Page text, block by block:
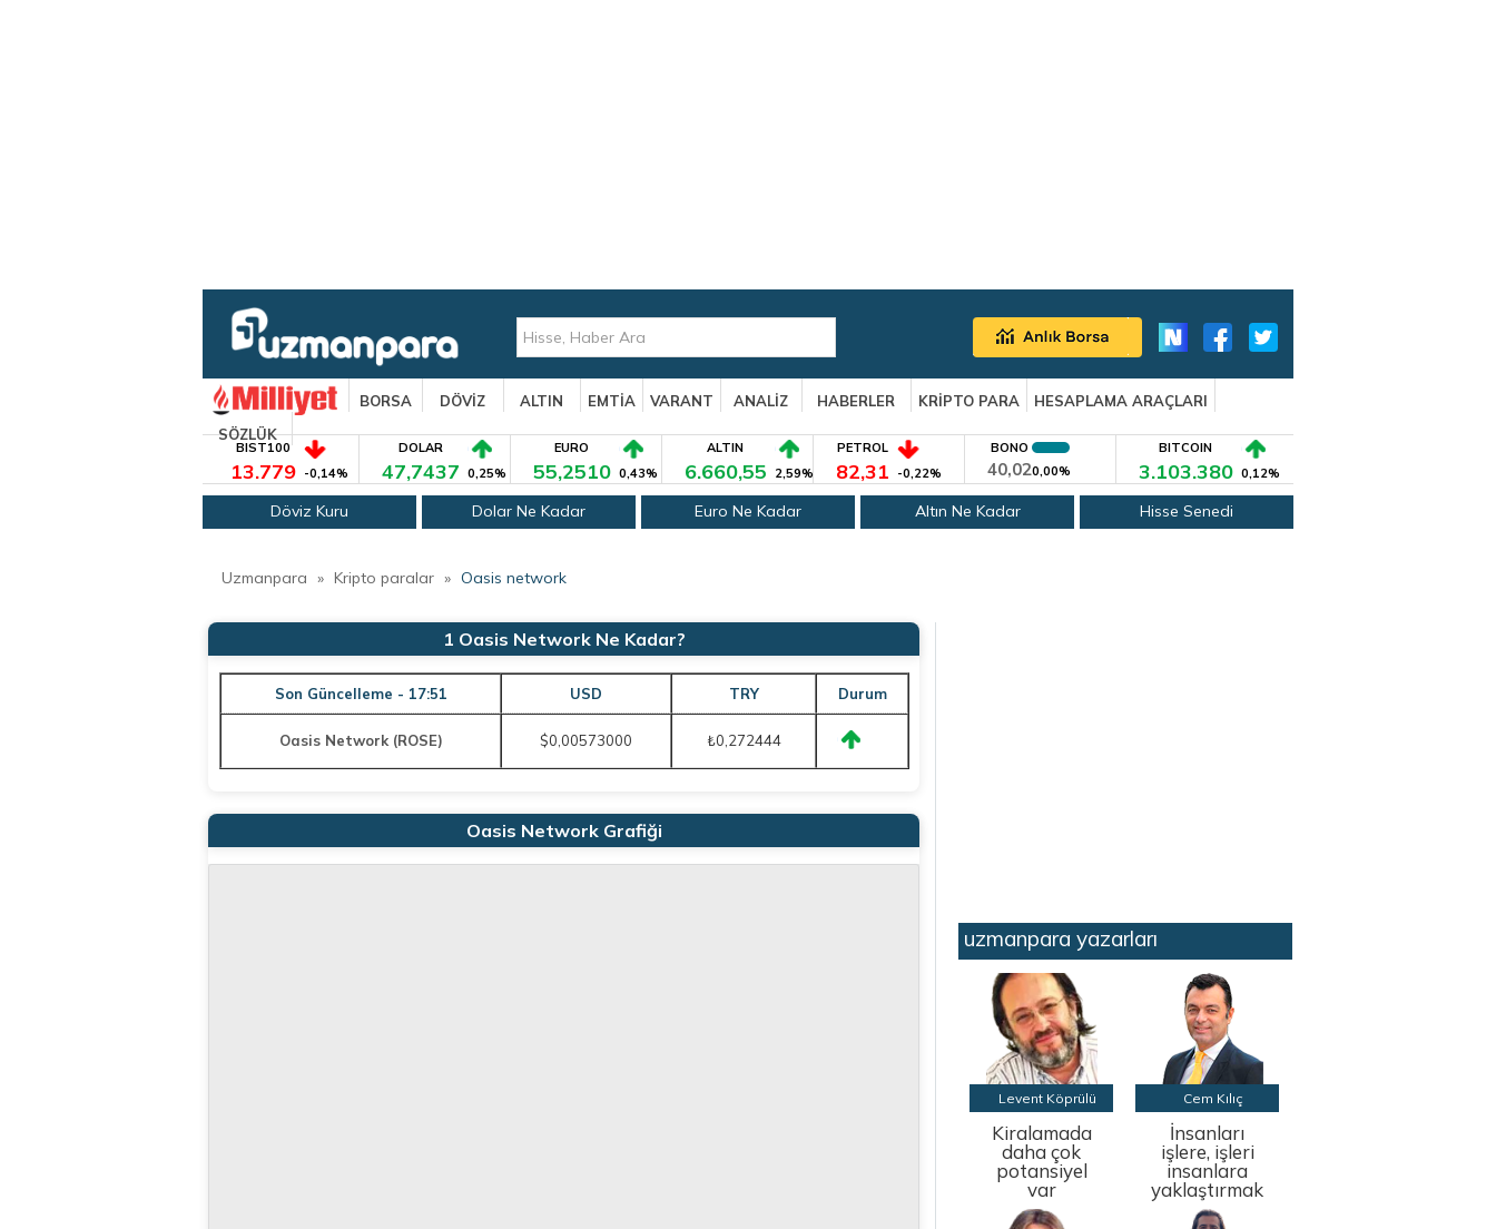
BORSA DÖVİZ ALTIN EMTİA VARANT ANALİZ HABERLER KRİPTO PARA
HESAPLAMA ARAÇLARI
SÖZLÜK
BIST100
13.779 -0,14%
DOLAR
47,7437 0,25%
EURO
55,2510 0,43%
ALTIN
6.660,55 2,59%
PETROL
82,31 -0,22%
BONO
40,020,00%
BITCOIN
3.103.380 0,12%
Döviz Kuru Dolar Ne Kadar Euro Ne Kadar Altın Ne Kadar Hisse Senedi
Uzmanpara » Kripto paralar » Oasis network
1 Oasis Network Ne Kadar?
Son Güncelleme - 17:51 USD TRY Durum
Oasis Network (ROSE) $0,00573000 ₺0,272444
Oasis Network Grafiği
uzmanpara yazarları
Levent Köprülü
Kiralamada
daha çok
potansiyel
var
Cem Kılıç
İnsanları
işlere, işleri
insanlara
yaklaştırmak